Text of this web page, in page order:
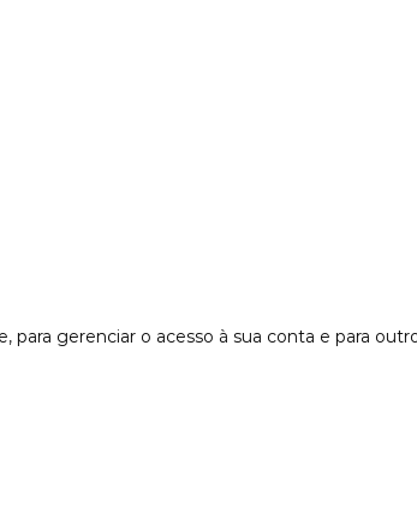
para gerenciar o acesso à sua conta e para